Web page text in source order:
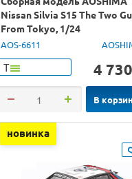
Nissan Silvia S15 The Two
From Tokyo, 1/24
AOS-6611
Т 4 730
В
новинка